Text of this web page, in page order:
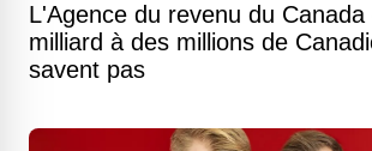
L'Agence du revenu du
milliard à des millions de
savent pas